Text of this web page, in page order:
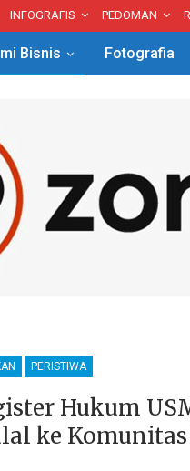
INFOGRAFIS PEDOMAN
Bisnis Fotografia
PERISTIWA
Hukum
ke